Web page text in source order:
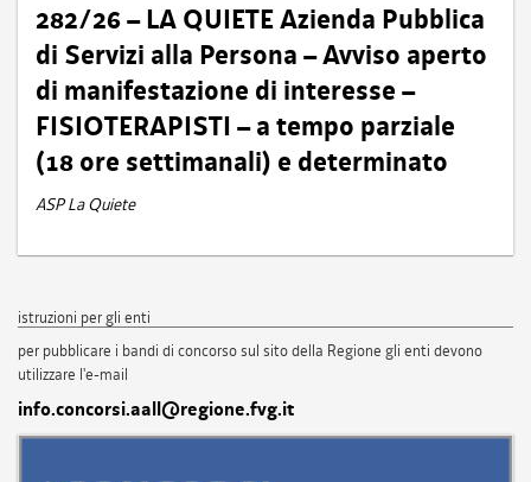
282/26 – LA QUIETE Azienda Pubblica
di Servizi alla Persona – Avviso aperto
di manifestazione di interesse –
FISIOTERAPISTI – a tempo parziale
(18 ore settimanali) e determinato
ASP La Quiete
istruzioni per gli enti
per pubblicare i bandi di concorso sul sito della Regione gli enti devono
utilizzare l'e-mail
info.concorsi.aall@regione.fvg.it